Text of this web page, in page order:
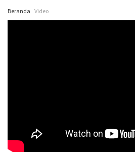
Beranda Video